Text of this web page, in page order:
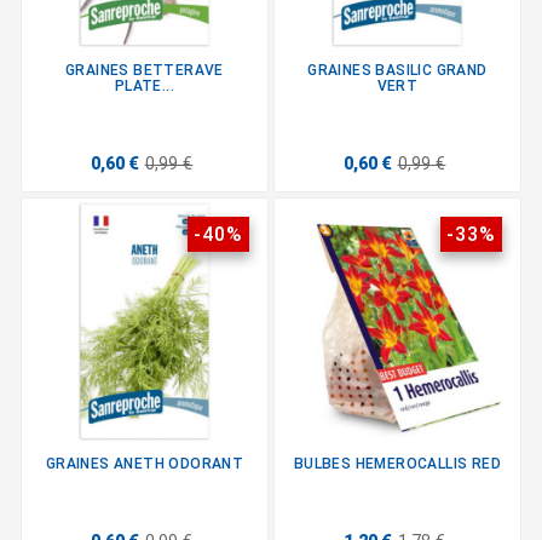
GRAINES BETTERAVE
PLATE...
0,60 € 0,99 €
GRAINES BASILIC GRAND
VERT
0,60 € 0,99 €
-40%
GRAINES ANETH ODORANT
-33%
BULBES HEMEROCALLIS RED